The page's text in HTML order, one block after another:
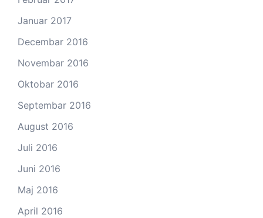
Januar 2017
Decembar 2016
Novembar 2016
Oktobar 2016
Septembar 2016
August 2016
Juli 2016
Juni 2016
Maj 2016
April 2016